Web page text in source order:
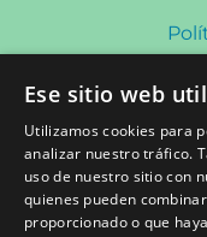
Ese sitio web
Utilizamos cookies para
analizar nuestro tráfico.
uso de nuestro sitio con
quienes pueden
proporcionado o que